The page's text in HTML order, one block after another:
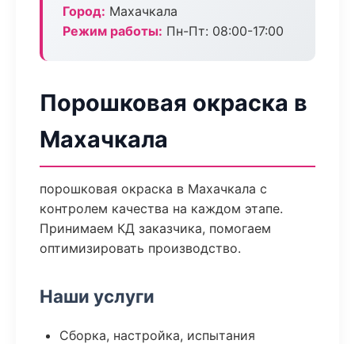
Город: Махачкала
Режим работы: Пн-Пт: 08:00-17:00
Порошковая окраска в
Махачкала
порошковая окраска в Махачкала с
контролем качества на каждом этапе.
Принимаем КД заказчика, помогаем
оптимизировать производство.
Наши услуги
Сборка, настройка, испытания